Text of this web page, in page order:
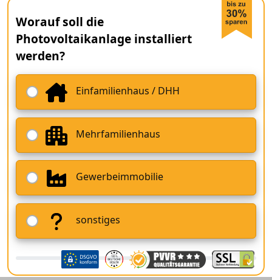
Worauf soll die
Photovoltaikanlage installiert
werden?
Einfamilienhaus / DHH
Mehrfamilienhaus
Gewerbeimmobilie
sonstiges